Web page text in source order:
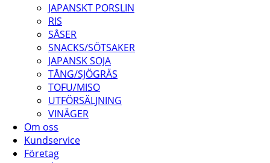
JAPANSKT PORSLIN
RIS
SÅSER
SNACKS/SÖTSAKER
JAPANSK SOJA
TÅNG/SJÖGRÄS
TOFU/MISO
UTFÖRSÄLJNING
VINÄGER
Om oss
Kundservice
Företag